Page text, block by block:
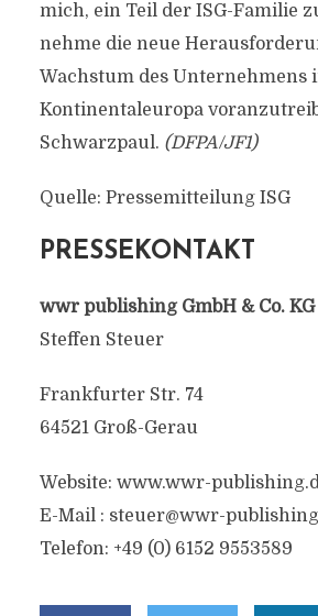
mich, ein Teil der ISG-Familie
nehme die neue
Wachstum des Unternehmens
Kontinentaleuropa
Schwarzpaul. (DFPA/JF1)
Quelle: Pressemitteilung ISG
PRESSEKONTAKT
wwr publishing GmbH & Co. KG
Steffen Steuer
Frankfurter Str. 74
64521 Groß-Gerau
Website: www.wwr-
E-Mail : steuer@wwr-
Telefon: +49 (0) 6152 9553589